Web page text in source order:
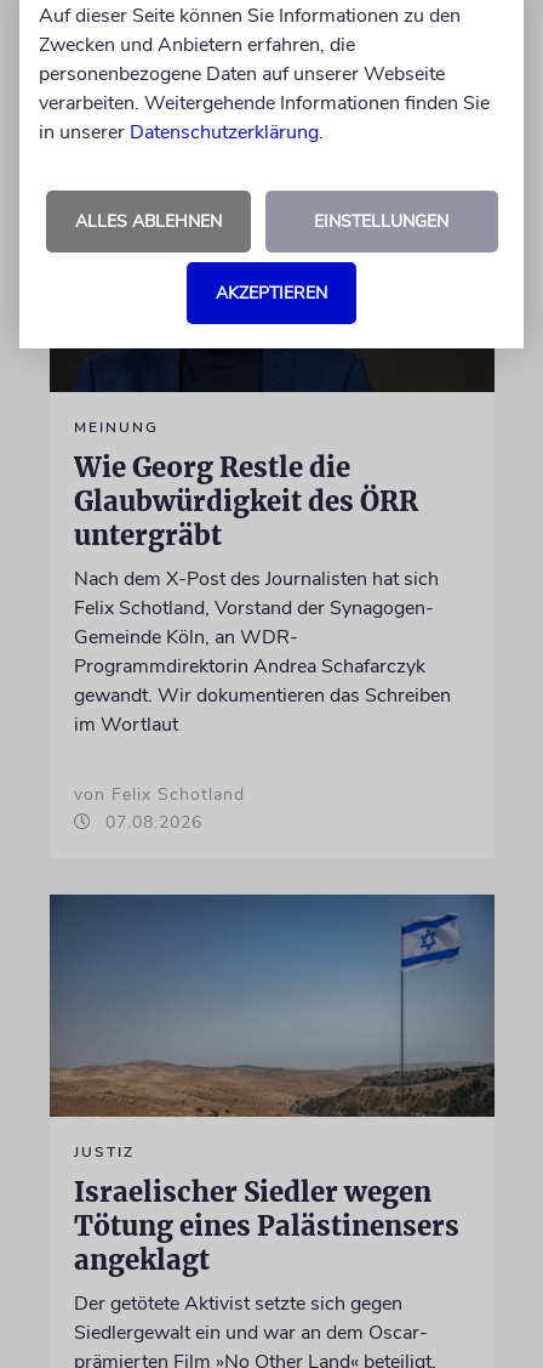
Friedensmissionen
07.08.2026
MEINUNG
Wie Georg Restle die
Glaubwürdigkeit des ÖRR
untergräbt
Nach dem X-Post des Journalisten hat sich
Felix Schotland, Vorstand der Synagogen-
Gemeinde Köln, an WDR-
Programmdirektorin Andrea Schafarczyk
gewandt. Wir dokumentieren das Schreiben
im Wortlaut
von Felix Schotland
07.08.2026
JUSTIZ
Israelischer Siedler wegen
Tötung eines Palästinensers
angeklagt
Der getötete Aktivist setzte sich gegen
Siedlergewalt ein und war an dem Oscar-
prämierten Film »No Other Land« beteiligt.
Auf dieser Seite können Sie Informationen zu den
Zwecken und Anbietern erfahren, die
personenbezogene Daten auf unserer Webseite
verarbeiten. Weitergehende Informationen finden Sie
in unserer Datenschutzerklärung.
ALLES ABLEHNEN EINSTELLUNGEN
AKZEPTIEREN